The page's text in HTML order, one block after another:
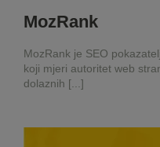
MozRank
MozRank je SEO
koji mjeri autoritet web
dolaznih [...]